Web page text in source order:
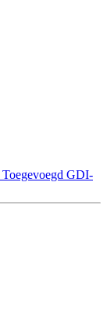
Toegevoegd GDI-